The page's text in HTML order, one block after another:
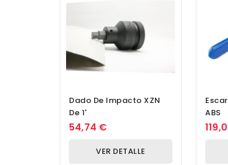
Dado De Impacto XZN
De 1'
54,74 €
VER DETALLE
ABS